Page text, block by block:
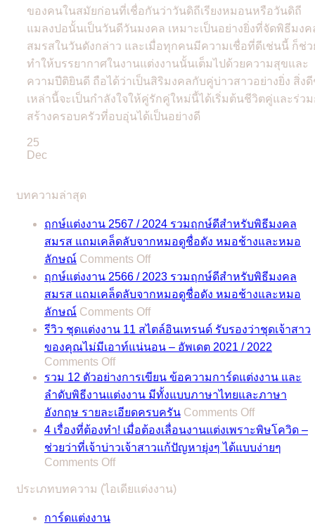
ของคนในสมัยก่อนที่เชื่อกันว่าวันดิถีเรียงหมอนหรือวันดิถี
แมลงปอนั้นเป็นวันดีวันมงคล เหมาะเป็นอย่างยิ่งที่จัดพิธีมงค
สมรสในวันดังกล่าว และเมื่อทุกคนมีความเชื่อที่ดีเช่นนี้ ก็ช่ว
ทำให้บรรยากาศในงานแต่งงานนั้นเต็มไปด้วยความสุขและ
ความปีติยินดี ถือได้ว่าเป็นสิริมงคลกับคู่บ่าวสาวอย่างยิ่ง สิ่งดี
เหล่านี้จะเป็นกำลังใจให้คู่รักคู่ใหม่นี้ได้เริ่มต้นชีวิตคู่และร่ว
สร้างครอบครัวที่อบอุ่นได้เป็นอย่างดี
25
Dec
บทความล่าสุด
ฤกษ์แต่งงาน 2567 / 2024 รวมฤกษ์ดีสำหรับพิธีมงคล
สมรส แถมเคล็ดลับจากหมอดูชื่อดัง หมอช้างและหมอ
ลักษณ์ Comments Offon
ฤกษ์
แต่งงาน
2567
2024
รวม
ดี
สำหรับ
พิธี
มงคล
สมรส
เคล็ด
ฤกษ์แต่งงาน 2566 / 2023 รวมฤกษ์ดีสำหรับพิธีมงคล
สมรส แถมเคล็ดลับจากหมอดูชื่อดัง หมอช้างและหมอ
ลักษณ์ Comments Offon
ฤกษ์
แต่งงาน
2566
/
2023
รวม
ฤกษ์
ดี
สำหรับ
มงคล
รีวิว ชุดแต่งงาน 11 สไตล์อินเทรนด์ รับรองว่าชุดเจ้าสาว
ของคุณไม่มีเอาท์แน่นอน – อัพเดต 2021 / 2022
Comments Offon
รีวิว
ชุด
แต่งงาน
11
สไตล์
อิน
รนด์
รวม 12 ตัวอย่างการเขียน ข้อความการ์ดแต่งงาน และ
ลำดับพิธีงานแต่งงาน มีทั้งแบบภาษาไทยและภาษา
อังกฤษ รายละเอียดครบครัน Comments Offon
รวม
12
ตัวอย่าง
4 เรื่องที่ต้องทำ! เมื่อต้องเลื่อนงานแต่งเพราะพิษโควิด –
ช่วยว่าที่เจ้าบ่าวเจ้าสาวแก้ปัญหายุ่งๆ ได้แบบง่ายๆ
Comments Offon
เรื่อง
ประเภทบทความ (ไอเดียแต่งงาน)
การ์ดแต่งงาน